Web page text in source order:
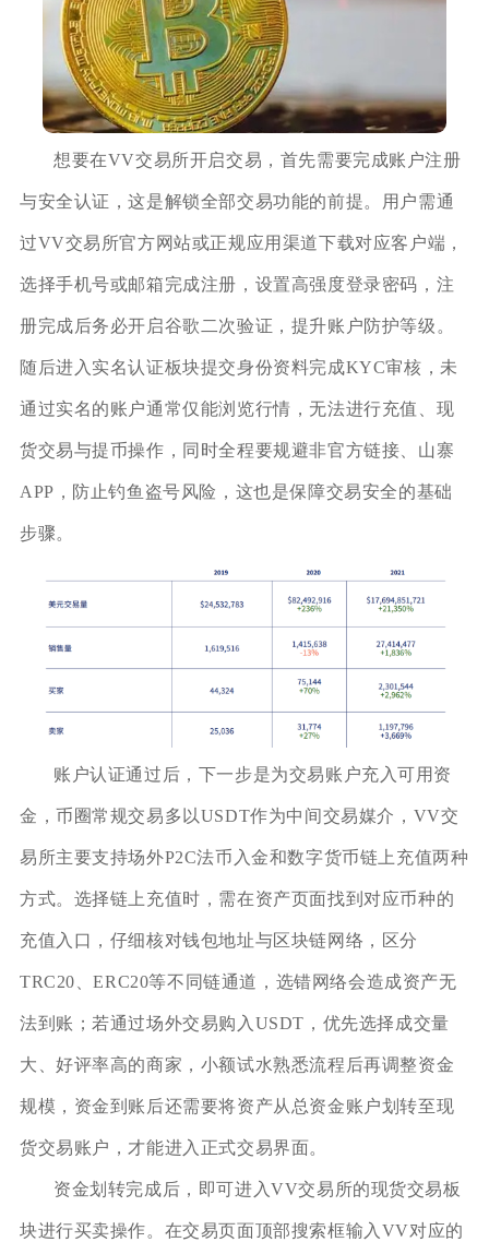
想要在VV交易所开启交易，首先需要完成账户注册
与安全认证，这是解锁全部交易功能的前提。用户需通
过VV交易所官方网站或正规应用渠道下载对应客户端，
选择手机号或邮箱完成注册，设置高强度登录密码，注
册完成后务必开启谷歌二次验证，提升账户防护等级。
随后进入实名认证板块提交身份资料完成KYC审核，未
通过实名的账户通常仅能浏览行情，无法进行充值、现
货交易与提币操作，同时全程要规避非官方链接、山寨
APP，防止钓鱼盗号风险，这也是保障交易安全的基础
步骤。
账户认证通过后，下一步是为交易账户充入可用资
金，币圈常规交易多以USDT作为中间交易媒介，VV交
易所主要支持场外P2C法币入金和数字货币链上充值两种
方式。选择链上充值时，需在资产页面找到对应币种的
充值入口，仔细核对钱包地址与区块链网络，区分
TRC20、ERC20等不同链通道，选错网络会造成资产无
法到账；若通过场外交易购入USDT，优先选择成交量
大、好评率高的商家，小额试水熟悉流程后再调整资金
规模，资金到账后还需要将资产从总资金账户划转至现
货交易账户，才能进入正式交易界面。
资金划转完成后，即可进入VV交易所的现货交易板
块进行买卖操作。在交易页面顶部搜索框输入VV对应的